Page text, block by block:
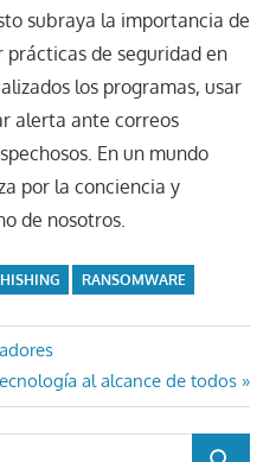
subraya la importancia de
de seguridad en
los programas, usar
alerta ante correos
En un mundo
por la conciencia y
de nosotros.
RANSOMWARE
al alcance de todos